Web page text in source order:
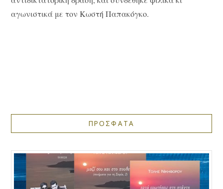
αγωνιστικά με τον Κωστή Παπακόγκο.
ΠΡΟΣΦΑΤΑ